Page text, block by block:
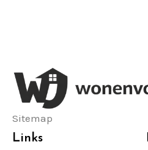
Sitemap
Links